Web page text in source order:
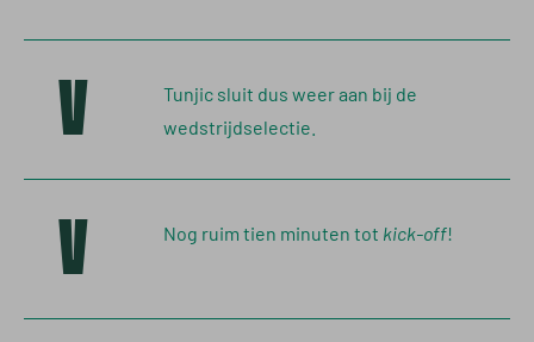
V
Tunjic sluit dus weer aan bij de
wedstrijdselectie.
V Nog ruim tien minuten tot kick-off!